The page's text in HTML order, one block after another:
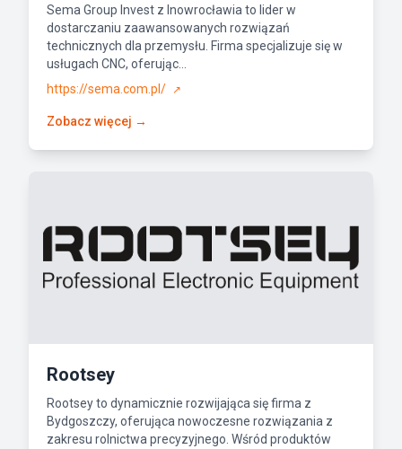
Sema Group Invest z Inowrocławia to lider w
dostarczaniu zaawansowanych rozwiązań
technicznych dla przemysłu. Firma specjalizuje się w
usługach CNC, oferując...
https://sema.com.pl/
↗
Zobacz więcej →
Rootsey
Rootsey to dynamicznie rozwijająca się firma z
Bydgoszczy, oferująca nowoczesne rozwiązania z
zakresu rolnictwa precyzyjnego. Wśród produktów